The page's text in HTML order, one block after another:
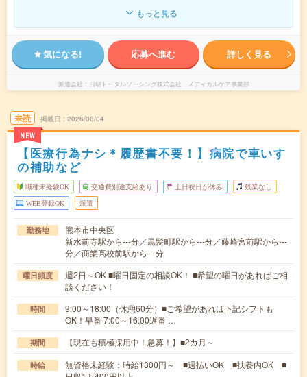
もっと見る
気になる! 応募へ進む 詳しく見る
派遣会社 日研トータルソーシング株式会社 メディカルケア事業部
未読
NEW
掲載日 2026/08/04
【医療行為ナシ＊履歴書不要！】病院で車いす
の補助など
職種未経験OK 交通費別途支給あり 土日祝日が休み 残業なし
WEB登録OK 派遣
勤務地
熊本市中央区
新水前寺駅から---分／黒髪町駅から---分／藤崎宮前駅から---
分／商業高校前駅から---分
曜日頻度
週2日～OK ■曜日固定の相談OK！ ■希望の曜日があればご相
談ください！
時間
9:00～18:00（休憩60分）■ご希望があれば下記シフトも
OK！早番 7:00～16:00遅番 …
期間 【現在も積極採用中！急募！】■2カ月～
時給
無資格未経験：時給1300円～ ■週払いOK ■扶養内OK ■